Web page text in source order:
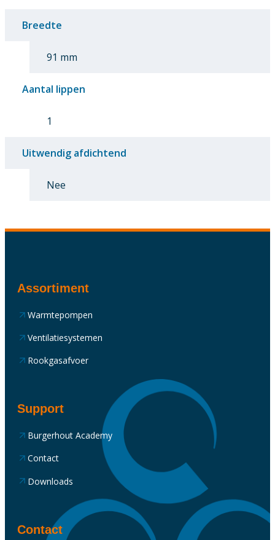
Breedte
91 mm
Aantal lippen
1
Uitwendig afdichtend
Nee
Assortiment
Warmtepompen
Ventilatiesystemen
Rookgasafvoer
Support
Burgerhout Academy
Contact
Downloads
Contact